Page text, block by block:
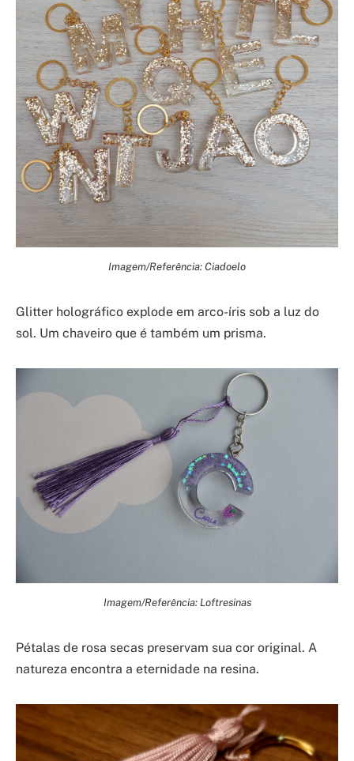
Imagem/Referência: Ciadoelo
Glitter holográfico explode em arco-íris sob a luz do
sol. Um chaveiro que é também um prisma.
Imagem/Referência: Loftresinas
Pétalas de rosa secas preservam sua cor original. A
natureza encontra a eternidade na resina.